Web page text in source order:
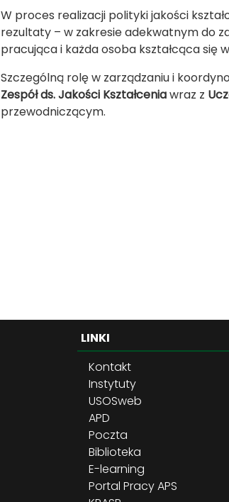
W proces realizacji polityki jakości
rezultaty – w zakresie adekwatnym do
pracująca i każda osoba kształcąca się
Szczególną rolę w zarządzaniu i
Zespół ds. Jakości Kształceniawraz z
przewodniczącym.
LINKI
Kontakt
Instytuty
USOSweb
APD
Poczta
Biblioteka
E-learning
Portal Pracy APS